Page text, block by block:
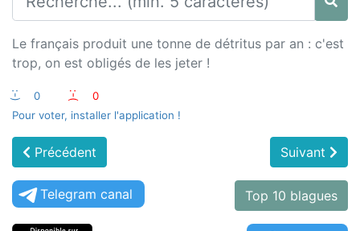
Le français produit une tonne de détritus par an : c'est
trop, on est obligés de les jeter !
:-) 0 :-(
0
Pour voter, installer l'application !
Précédent Suivant
Telegram canal Top 10 blagues